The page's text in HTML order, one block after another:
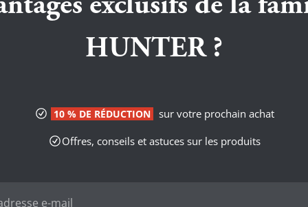
exclusifs de la
HUNTER ?
10 % DE RÉDUCTION
sur votre prochain achat
Offres, conseils et astuces sur les produits